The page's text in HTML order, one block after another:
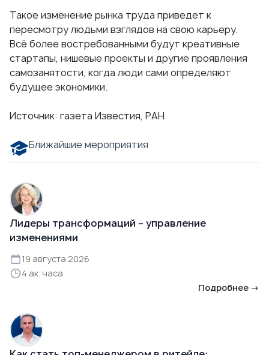
Такое изменение рынка труда приведет к
пересмотру людьми взглядов на свою карьеру.
Всё более востребованными будут креативные
стартапы, нишевые проекты и другие проявления
самозанятости, когда люди сами определяют
будущее экономики.
Источник: газета Известия, РАН
Ближайшие мероприятия
Лидеры трансформаций – управление
изменениями
19 августа 2026
4 ак. часа
Подробнее →